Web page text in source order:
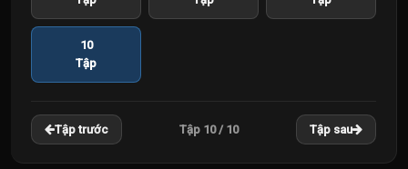
10
Tập
Tập trước Tập 10 / 10 Tập sau